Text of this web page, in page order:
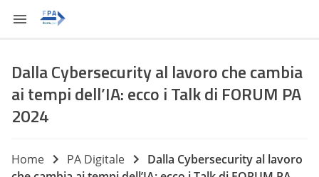
Dalla Cybersecurity al lavoro che cambia
ai tempi dell’IA: ecco i Talk di FORUM PA
2024
Home PA Digitale
Dalla Cybersecurity al lavoro